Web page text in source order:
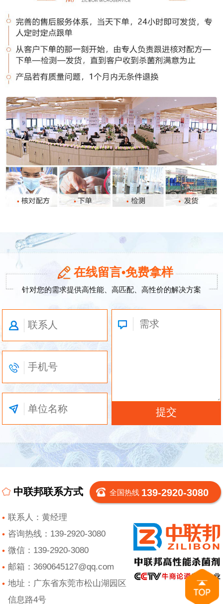
在线留言•免费拿样
针对您的需求提供高性能、高匹配、高性价的解决方案
中联邦联系方式 全国热线 139-2920-3080
联系人：黄经理
咨询热线：139-2920-3080
微信：139-2920-3080
邮箱：3690645127@qq.com
地址：广东省东莞市松山湖园区
信息路4号